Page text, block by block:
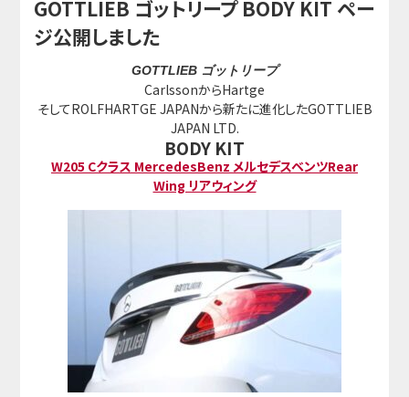
GOTTLIEB ゴットリープ BODY KIT ペー
ジ公開しました
GOTTLIEB ゴットリープ
CarlssonからHartge
そしてROLFHARTGE JAPANから新たに進化したGOTTLIEB
JAPAN LTD.
BODY KIT
W205 Cクラス MercedesBenz メルセデスベンツRear
Wing リアウィング